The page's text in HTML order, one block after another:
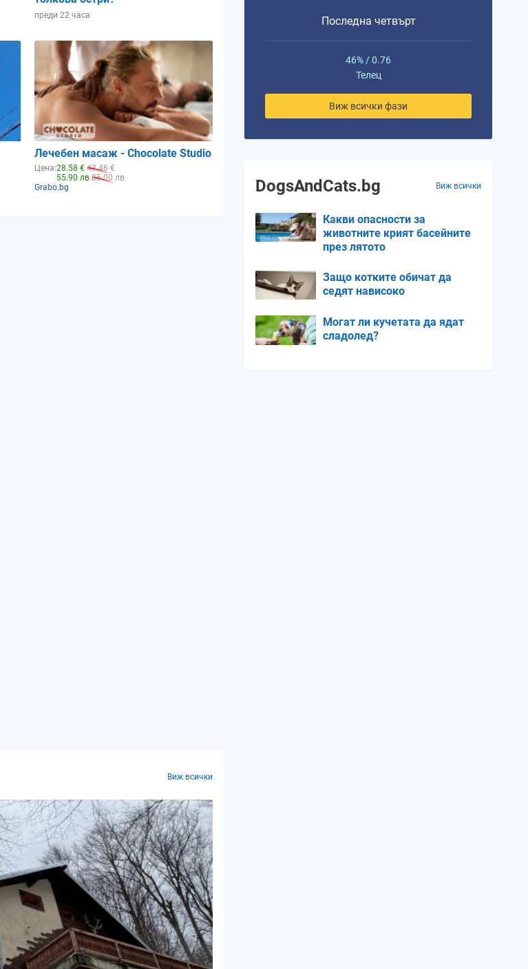
преди 22 часа
Лечебен масаж - Chocolate Studio
Цена:28.58 € 43.46 €
55.90 лв 85.00 лв
Grabo.bg
Виж всички
Последна четвърт
46% / 0.76
Телец
Виж всички фази
DogsAndCats.bg Виж всички
Какви опасности за
животните крият басейните
през лятото
Защо котките обичат да
седят нависоко
Могат ли кучетата да ядат
сладолед?